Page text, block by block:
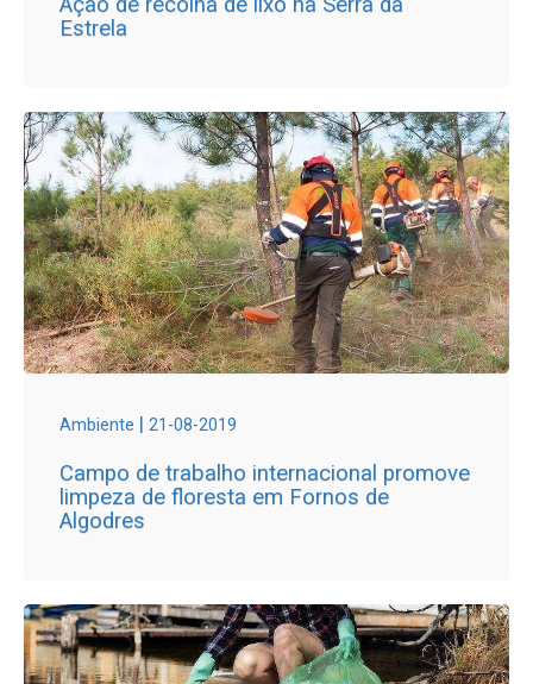
Estrela
Ambiente | 21-08-2019
Campo de trabalho internacional promove
limpeza de floresta em Fornos de
Algodres